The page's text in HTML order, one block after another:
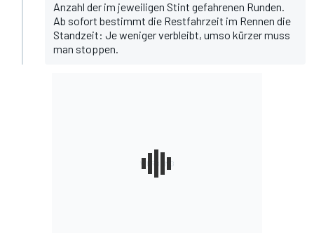
Anzahl der im jeweiligen Stint gefahrenen Runden.
Ab sofort bestimmt die Restfahrzeit im Rennen die
Standzeit: Je weniger verbleibt, umso kürzer muss
man stoppen.